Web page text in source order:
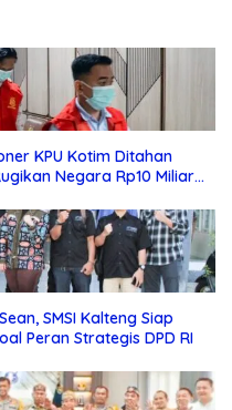
KPU Kotim Ditahan
Negara Rp10 Miliar
SMSI Kalteng Siap
Peran Strategis DPD RI